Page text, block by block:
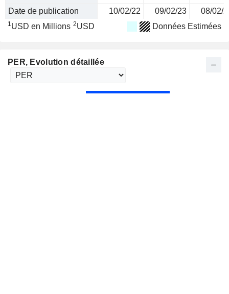
Date de publication 10/02/22 09/02/23 08/02/
1USD en Millions 2USD Données Estimées
PER, Evolution détaillée